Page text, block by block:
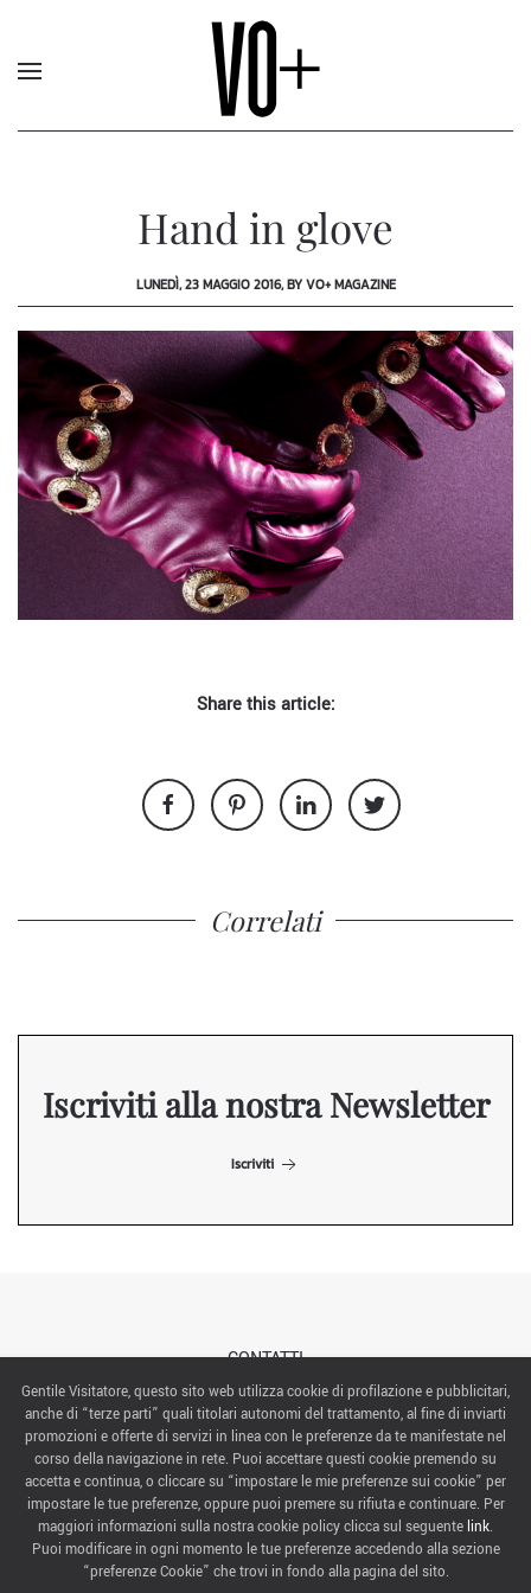
Hand in glove
LUNEDÌ, 23 MAGGIO 2016, BY VO+ MAGAZINE
Share this article:
Correlati
Iscriviti alla nostra Newsletter
Iscriviti
CONTATTI
ABOUT US
ITALIAN EXHIBITION GROUP SpA All rights reserved
Via Emilia 155, 47921 Rimini,
CF/PI 00139440408, Registro Imprese: Rimini P.I e n. Reg. Imprese 00139440408, Capitale Sociale
52.214.897 i.v.
Gentile Visitatore, questo sito web utilizza cookie di profilazione e pubblicitari,
anche di “terze parti” quali titolari autonomi del trattamento, al fine di inviarti
promozioni e offerte di servizi in linea con le preferenze da te manifestate nel
corso della navigazione in rete. Puoi accettare questi cookie premendo su
accetta e continua, o cliccare su “impostare le mie preferenze sui cookie” per
impostare le tue preferenze, oppure puoi premere su rifiuta e continuare. Per
maggiori informazioni sulla nostra cookie policy clicca sul seguente link.
Puoi modificare in ogni momento le tue preferenze accedendo alla sezione
“preferenze Cookie” che trovi in fondo alla pagina del sito.